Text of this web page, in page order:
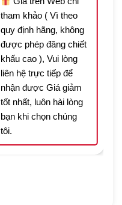
tham khảo ( Vì theo
quy định hãng, không
được phép đăng chiết
khấu cao ), Vui lòng
liên hệ trực tiếp để
nhận được Giá giảm
tốt nhất, luôn hài lòng
bạn khi chọn chúng
tôi.